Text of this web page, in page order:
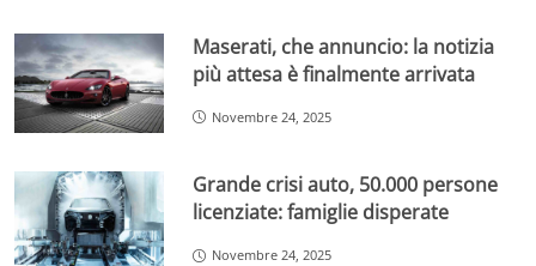
Maserati, che annuncio: la notizia
più attesa è finalmente arrivata
Novembre 24, 2025
Grande crisi auto, 50.000 persone
licenziate: famiglie disperate
Novembre 24, 2025